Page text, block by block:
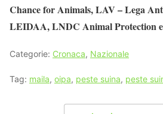
Chance for Animals, LAV – Lega
LEIDAA, LNDC Animal Protection
Categorie: Cronaca, Nazionale
Tag: maila, oipa, peste suina, peste